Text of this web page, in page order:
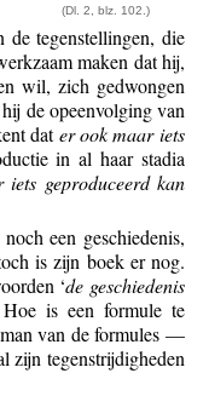
(Dl. 2, blz. 102.)
de tegenstellingen, die
maken dat hij,
wil, zich gedwongen
de opeenvolging van
dater ook maar iets
in al haar stadia
geproduceerd kan
een geschiedenis,
is zijn boek er nog.
‘de geschiedenis
Hoe is een formule te
van de formules —
zijn tegenstrijdigheden